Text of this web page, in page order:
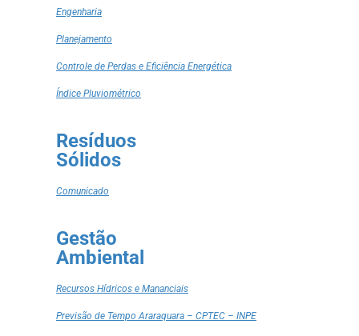
Engenharia
Planejamento
Controle de Perdas e Eficiência Energética
Índice Pluviométrico
Resíduos
Sólidos
Comunicado
Gestão
Ambiental
Recursos Hídricos e Mananciais
Previsão de Tempo Araraquara – CPTEC – INPE